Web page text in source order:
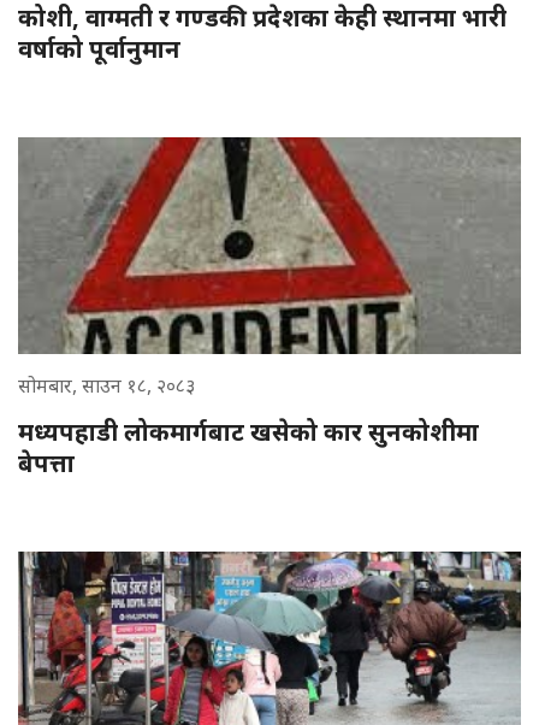
कोशी, वाग्मती र गण्डकी प्रदेशका केही स्थानमा भारी
वर्षाको पूर्वानुमान
सोमबार, साउन १८, २०८३
मध्यपहाडी लोकमार्गबाट खसेको कार सुनकोशीमा
बेपत्ता